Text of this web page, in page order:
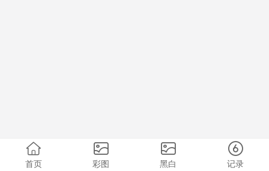
首页 彩图 黑白 记录